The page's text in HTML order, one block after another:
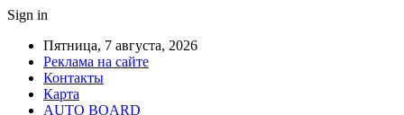
Sign in
Пятница, 7 августа, 2026
Реклама на сайте
Контакты
Карта
AUTO BOARD